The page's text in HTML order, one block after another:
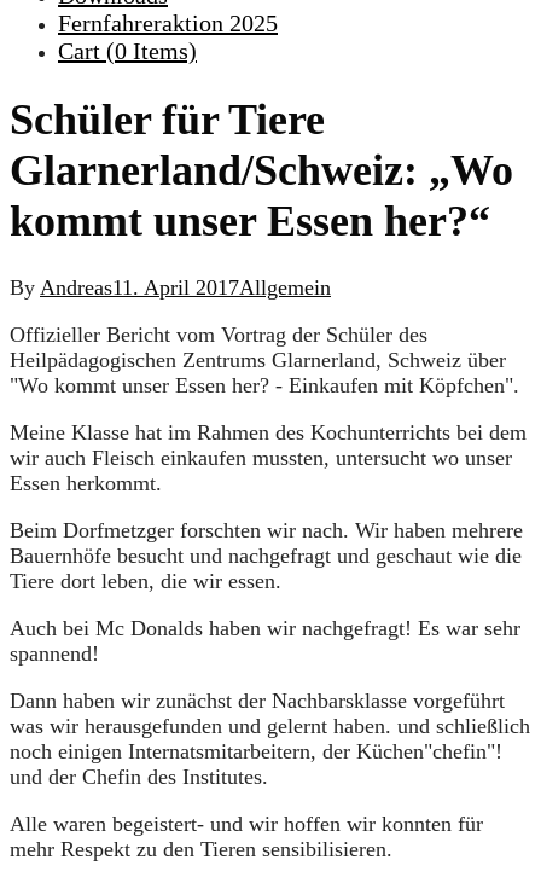
Fernfahreraktion 2025
Cart (0 Items)
Schüler für Tiere
Glarnerland/Schweiz: „Wo
kommt unser Essen her?“
By Andreas11. April 2017Allgemein
Offizieller Bericht vom Vortrag der Schüler des
Heilpädagogischen Zentrums Glarnerland, Schweiz über
"Wo kommt unser Essen her? - Einkaufen mit Köpfchen".
Meine Klasse hat im Rahmen des Kochunterrichts bei dem
wir auch Fleisch einkaufen mussten, untersucht wo unser
Essen herkommt.
Beim Dorfmetzger forschten wir nach. Wir haben mehrere
Bauernhöfe besucht und nachgefragt und geschaut wie die
Tiere dort leben, die wir essen.
Auch bei Mc Donalds haben wir nachgefragt! Es war sehr
spannend!
Dann haben wir zunächst der Nachbarsklasse vorgeführt
was wir herausgefunden und gelernt haben. und schließlich
noch einigen Internatsmitarbeitern, der Küchen"chefin"!
und der Chefin des Institutes.
Alle waren begeistert- und wir hoffen wir konnten für
mehr Respekt zu den Tieren sensibilisieren.